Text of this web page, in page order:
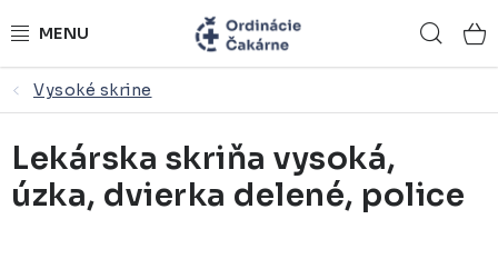
na
ORDINÁCIE NA MIERU
ZDRAVOTNÍCKY NÁBYTOK
LEKÁRSKE VYBAVENIE
Vysoké skrine
Lekárska skriňa vysoká,
úzka, dvierka delené, police